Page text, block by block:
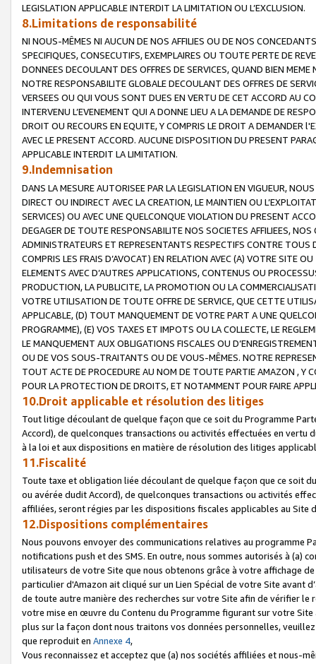
LEGISLATION APPLICABLE INTERDIT LA LIMITATION OU L’EXCLUSION.
8.Limitations de responsabilité
NI NOUS-MÊMES NI AUCUN DE NOS AFFILIES OU DE NOS
SPECIFIQUES, CONSECUTIFS, EXEMPLAIRES OU TOUTE PERTE DE
DONNEES DECOULANT DES OFFRES DE SERVICES, QUAND BIEN
NOTRE RESPONSABILITE GLOBALE DECOULANT DES OFFRES DE
VERSEES OU QUI VOUS SONT DUES EN VERTU DE CET ACCORD AU
INTERVENU L’EVENEMENT QUI A DONNE LIEU A LA DEMANDE DE
DROIT OU RECOURS EN EQUITE, Y COMPRIS LE DROIT A DEMANDER
AVEC LE PRESENT ACCORD. AUCUNE DISPOSITION DU PRESENT
APPLICABLE INTERDIT LA LIMITATION.
9.Indemnisation
DANS LA MESURE AUTORISEE PAR LA LEGISLATION EN VIGUEUR,
DIRECT OU INDIRECT AVEC LA CREATION, LE MAINTIEN OU
SERVICES) OU AVEC UNE QUELCONQUE VIOLATION DU PRESENT
DEGAGER DE TOUTE RESPONSABILITE NOS SOCIETES AFFILIEES,
ADMINISTRATEURS ET REPRESENTANTS RESPECTIFS CONTRE
COMPRIS LES FRAIS D’AVOCAT) EN RELATION AVEC (A) VOTRE SITE
ELEMENTS AVEC D’AUTRES APPLICATIONS, CONTENUS OU
PRODUCTION, LA PUBLICITE, LA PROMOTION OU LA
VOTRE UTILISATION DE TOUTE OFFRE DE SERVICE, QUE CETTE
APPLICABLE, (D) TOUT MANQUEMENT DE VOTRE PART A UNE
PROGRAMME), (E) VOS TAXES ET IMPOTS OU LA COLLECTE, LE
LE MANQUEMENT AUX OBLIGATIONS FISCALES OU
OU DE VOS SOUS-TRAITANTS OU DE VOUS-MÊMES. NOTRE
TOUT ACTE DE PROCEDURE AU NOM DE TOUTE PARTIE AMAZON , Y
POUR LA PROTECTION DE DROITS, ET NOTAMMENT POUR FAIRE
10.Droit applicable et résolution des litiges
Tout litige découlant de quelque façon que ce soit du Programme
Accord), de quelconques transactions ou activités effectuées en vertu
à la loi et aux dispositions en matière de résolution des litiges
11.Fiscalité
Toute taxe et obligation liée découlant de quelque façon que ce soit
ou avérée dudit Accord), de quelconques transactions ou activités
affiliées, seront régies par les dispositions fiscales applicables au Site
12.Dispositions complémentaires
Nous pouvons envoyer des communications relatives au programme
notifications push et des SMS. En outre, nous sommes autorisés à
utilisateurs de votre Site que nous obtenons grâce à votre affichage
particulier d'Amazon ait cliqué sur un Lien Spécial de votre Site avant
de toute autre manière des recherches sur votre Site afin de vérifier
votre mise en œuvre du Contenu du Programme figurant sur votre
plus sur la façon dont nous traitons vos données personnelles,
que reproduit en Annexe 4,
Vous reconnaissez et acceptez que (a) nos sociétés affiliées et nous-